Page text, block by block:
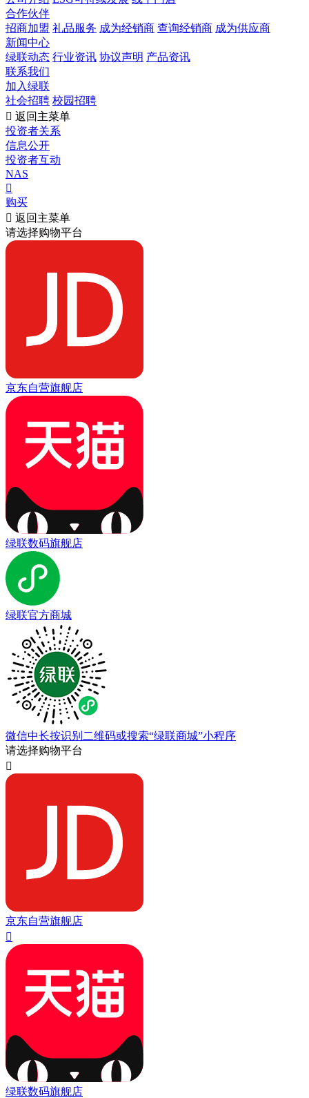
合作伙伴
招商加盟 礼品服务 成为经销商 查询经销商 成为供应商
新闻中心
绿联动态 行业资讯 协议声明 产品资讯
联系我们
加入绿联
社会招聘 校园招聘
 返回主菜单
投资者关系
信息公开
投资者互动
NAS

购买
 返回主菜单
请选择购物平台
京东自营旗舰店
绿联数码旗舰店
绿联官方商城
微信中长按识别二维码或搜索“绿联商城”小程序
请选择购物平台

京东自营旗舰店

绿联数码旗舰店